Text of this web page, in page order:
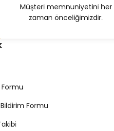
Müşteri memnuniyetini her
zaman önceliğimizdir.
Formu